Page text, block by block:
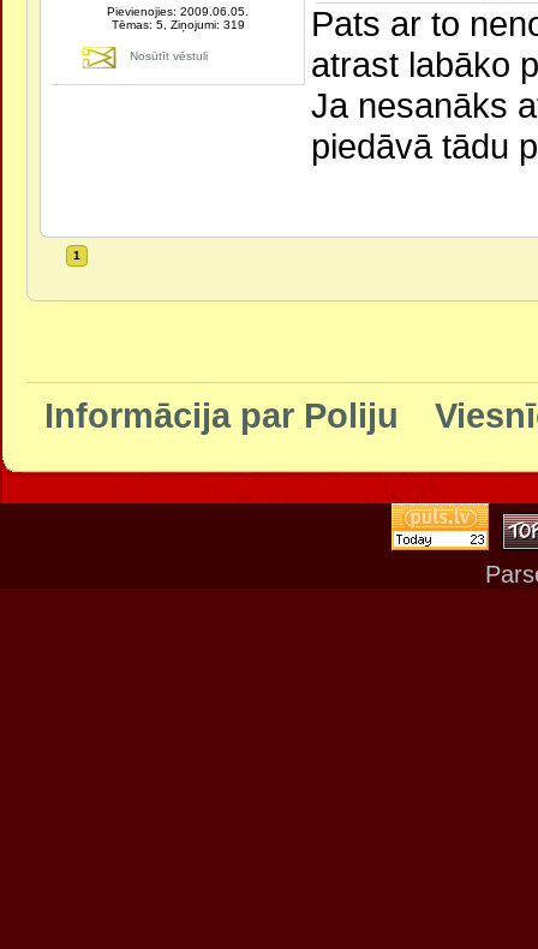
Pievienojies: 2009.06.05.
Tēmas: 5, Ziņojumi: 319
Nosūtīt vēstuli
Pats ar to
atrast labāko
Ja nesanāks
piedāvā tādu
1
Informācija par Poliju